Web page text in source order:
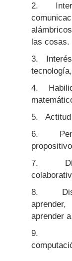
2.
las cosas.
3. Interés
4.
5. Actitud
6.
7.
8.
aprender
9.